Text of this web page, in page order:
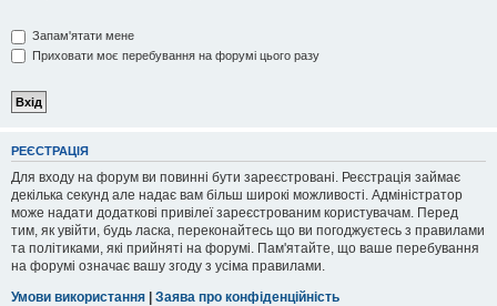
Запам'ятати мене
Приховати моє перебування на форумі цього разу
РЕЄСТРАЦІЯ
Для входу на форум ви повинні бути зареєстровані. Реєстрація займає
декілька секунд але надає вам більш широкі можливості. Адміністратор
може надати додаткові привілеї зареєстрованим користувачам. Перед
тим, як увійти, будь ласка, переконайтесь що ви погоджуєтесь з правилами
та політиками, які прийняті на форумі. Пам'ятайте, що ваше перебування
на форумі означає вашу згоду з усіма правилами.
Умови використання | Заява про конфіденційність